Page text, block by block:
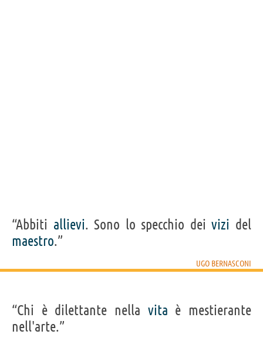
“Abbiti allievi. Sono lo specchio deivizi del
maestro.”
UGO BERNASCONI
“Chi è dilettante nella vita è mestierante
nell'arte.”